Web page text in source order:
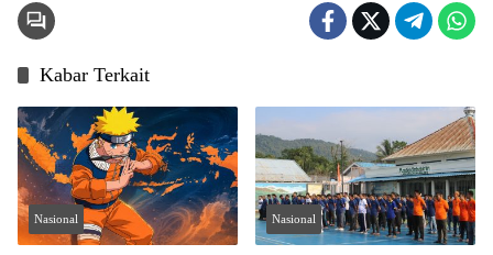
Kabar Terkait
Nasional Nasional